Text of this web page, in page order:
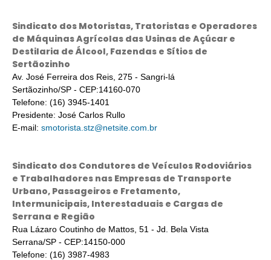
Sindicato dos Motoristas, Tratoristas e Operadores
de Máquinas Agrícolas das Usinas de Açúcar e
Destilaria de Álcool, Fazendas e Sítios de
Sertãozinho
Av. José Ferreira dos Reis, 275 - Sangri-lá
Sertãozinho/SP - CEP:14160-070
Telefone: (16) 3945-1401
Presidente: José Carlos Rullo
E-mail: smotorista.stz@netsite.com.br
Sindicato dos Condutores de Veículos Rodoviários
e Trabalhadores nas Empresas de Transporte
Urbano, Passageiros e Fretamento,
Intermunicipais, Interestaduais e Cargas de
Serrana e Região
Rua Lázaro Coutinho de Mattos, 51 - Jd. Bela Vista
Serrana/SP - CEP:14150-000
Telefone: (16) 3987-4983